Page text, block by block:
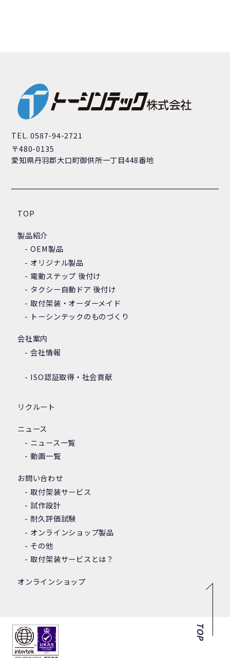
TEL. 0587-94-2721
〒480-0135
愛知県丹羽郡大口町御供所一丁目448番地
TOP
製品紹介
OEM製品
オリジナル製品
電動ステップ 後付け
タクシー自動ドア 後付け
取付架装・オーダーメイド
トーシンテックのものづくり
会社案内
会社情報
ISO認証取得・社会貢献
リクルート
ニュース
ニュース一覧
動画一覧
お問い合わせ
取付架装サービス
試作設計
耐久評価試験
オンラインショップ製品
その他
取付架装サービスとは？
オンラインショップ
TOP